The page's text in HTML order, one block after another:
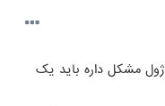
مشکل داره باید یک